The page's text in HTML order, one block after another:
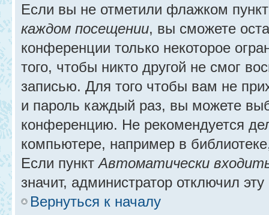
Если вы не отметили флажком
каждом посещении, вы сможете
конференции только некоторое
того, чтобы никто другой не смог
записью. Для того чтобы вам не
и пароль каждый раз, вы можете
конференцию. Не рекомендуется
компьютере, например в
Если пунктАвтоматически
значит, администратор отключил
Вернуться к началу